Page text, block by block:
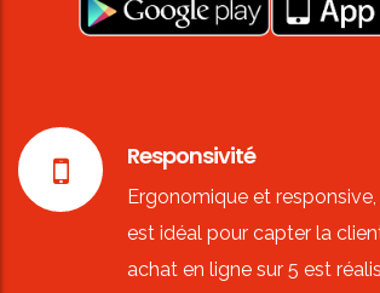
Responsivité
Ergonomique et
est idéal pour capter la
achat en ligne sur 5 est